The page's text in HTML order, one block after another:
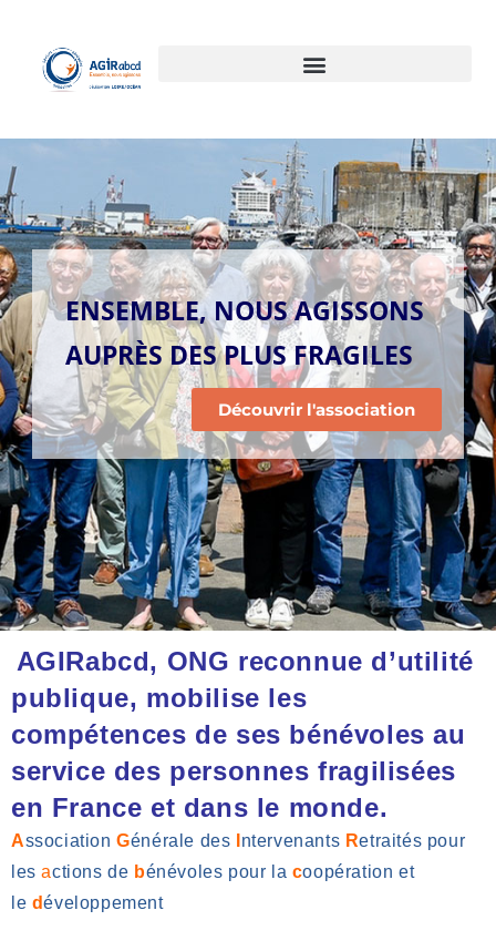
ENSEMBLE, NOUS AGISSONS
AUPRÈS DES PLUS FRAGILES
Découvrir l'association
AGIRabcd, ONG reconnue d’utilité
publique, mobilise les
compétences de ses bénévoles au
service des personnes fragilisées
en France et dans le monde.
AssociationGénérale des ntervenants Retraités pour
lesactions de bénévoles pour la coopération et
le développement